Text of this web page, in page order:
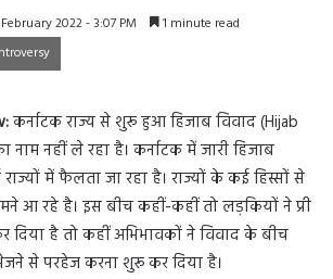
2022 - 3:07 PM 1 minute read
कर्नाटक राज्य से शुरू हुआ हिजाब विवाद (Hijab
नहीं ले रहा है। कर्नाटक में जारी हिजाब
में फैलता जा रहा है। राज्यों के कई हिस्सों से
आ रहे है। इस बीच कहीं-कहीं तो लड़कियों ने प्री
दिया है तो कहीं अभिभावकों ने विवाद के बीच
से परहेज करना शुरू कर दिया है।